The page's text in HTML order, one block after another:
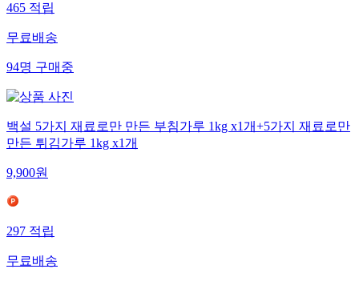
465 적립
무료배송
94명 구매중
백설 5가지 재료로만 만든 부침가루 1kg x1개+5가지 재료로만
만든 튀김가루 1kg x1개
9,900원
297 적립
무료배송